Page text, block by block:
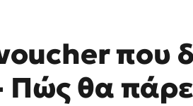
που
Πώς θα